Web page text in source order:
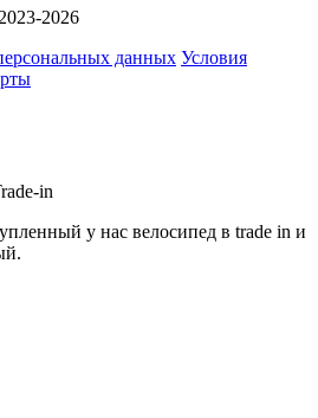
2026
данных Условия
in
у нас велосипед в trade in и